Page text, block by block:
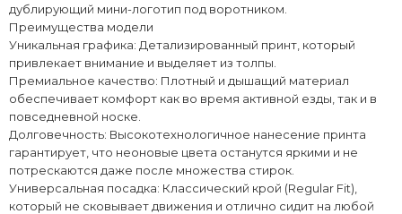
дублирующий мини-логотип под воротником.
​Преимущества модели
​Уникальная графика: Детализированный принт, который
привлекает внимание и выделяет из толпы.
​Премиальное качество: Плотный и дышащий материал
обеспечивает комфорт как во время активной езды, так и в
повседневной носке.
​Долговечность: Высокотехнологичное нанесение принта
гарантирует, что неоновые цвета останутся яркими и не
потрескаются даже после множества стирок.
​Универсальная посадка: Классический крой (Regular Fit),
который не сковывает движения и отлично сидит на любой